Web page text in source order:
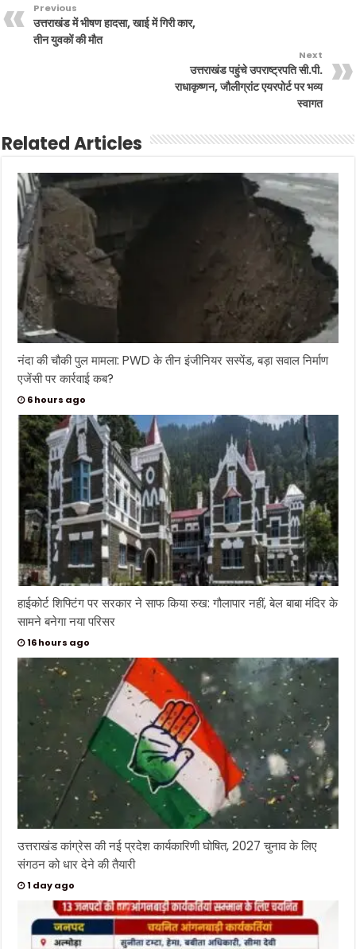
Previous
उत्तराखंड में भीषण हादसा, खाई में गिरी कार,
तीन युवकों की मौत
Next
उत्तराखंड पहुंचे उपराष्ट्रपति सी.पी.
राधाकृष्णन, जौलीग्रांट एयरपोर्ट पर भव्य
स्वागत
Related Articles
नंदा की चौकी पुल मामला: PWD के तीन इंजीनियर सस्पेंड, बड़ा सवाल निर्माण
एजेंसी पर कार्रवाई कब?
6 hours ago
हाईकोर्ट शिफ्टिंग पर सरकार ने साफ किया रुख: गौलापार नहीं, बेल बाबा मंदिर के
सामने बनेगा नया परिसर
16 hours ago
उत्तराखंड कांग्रेस की नई प्रदेश कार्यकारिणी घोषित, 2027 चुनाव के लिए
संगठन को धार देने की तैयारी
1 day ago